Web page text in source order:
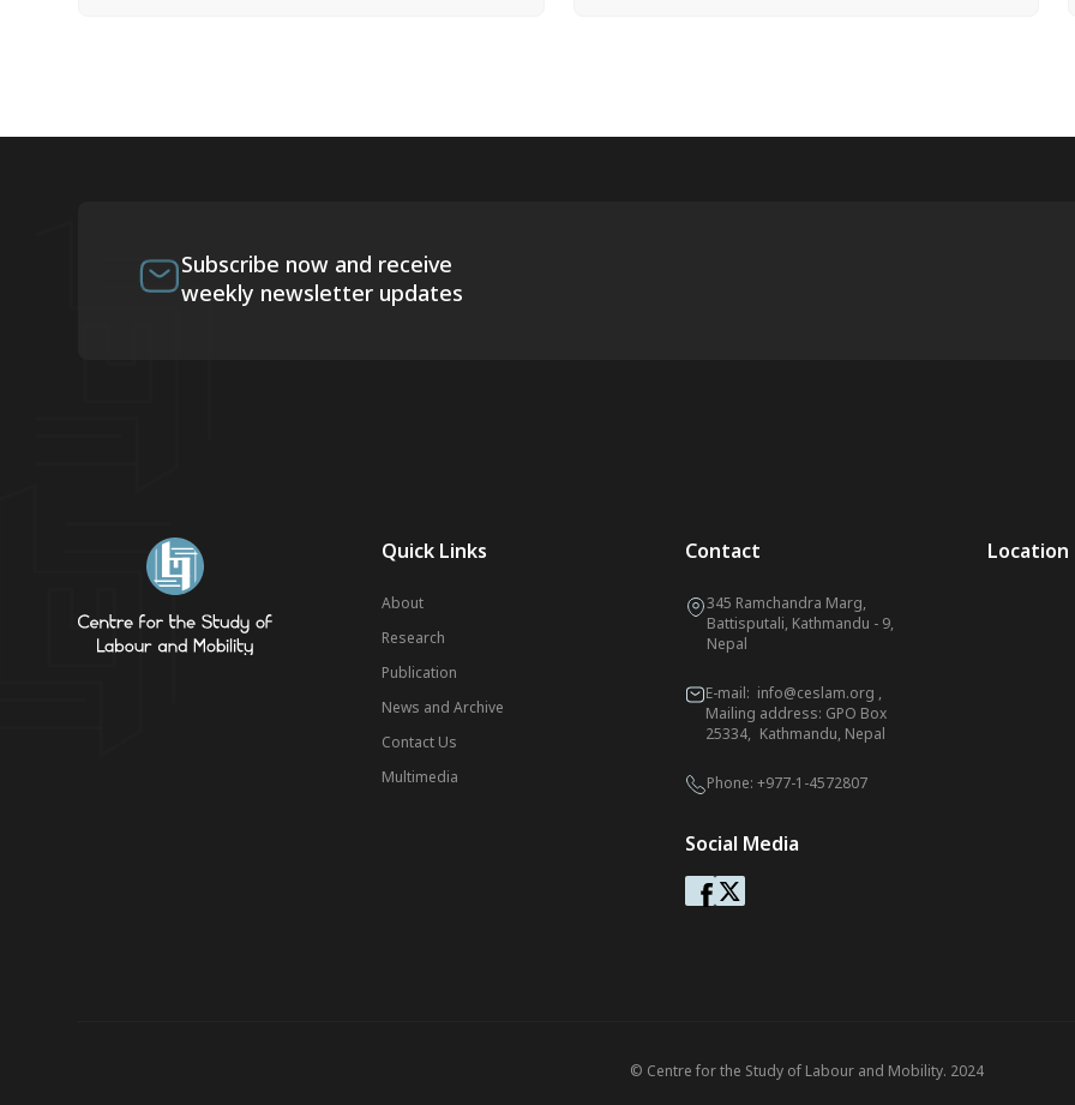
Subscribe now and receive
weekly newsletter updates
Quick Links
About
Research
Publication
News and Archive
Contact Us
Multimedia
Contact
345 Ramchandra Marg,
Battisputali, Kathmandu - 9,
Nepal
E-mail: info@ceslam.org ,
Mailing address: GPO Box
25334, Kathmandu, Nepal
Phone: +977-1-4572807
Social Media
Location
© Centre for the Study of Labour and Mobility. 2024